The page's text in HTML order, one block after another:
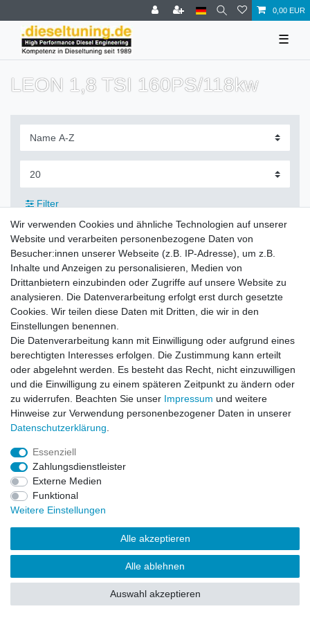
0,00 EUR
☰
LEON 1,8 TSI 160PS/118kw
Filter
Zahlung und Versand
Daten­schutz­erklärung
Barrierefreiheitserklärung Widerrufs­recht
Vertrag widerrufen
© Copyright 2026 | Alle Rechte vorbehalten.
Wir verwenden Cookies und ähnliche Technologien auf unserer
Website und verarbeiten personenbezogene Daten von
Besucher:innen unserer Webseite (z.B. IP-Adresse), um z.B.
Inhalte und Anzeigen zu personalisieren, Medien von
Drittanbietern einzubinden oder Zugriffe auf unsere Website zu
analysieren. Die Datenverarbeitung erfolgt erst durch gesetzte
Cookies. Wir teilen diese Daten mit Dritten, die wir in den
Einstellungen benennen.
Die Datenverarbeitung kann mit Einwilligung oder aufgrund eines
berechtigten Interesses erfolgen. Die Zustimmung kann erteilt
oder abgelehnt werden. Es besteht das Recht, nicht einzuwilligen
und die Einwilligung zu einem späteren Zeitpunkt zu ändern oder
zu widerrufen. Beachten Sie unser Impressum und weitere
Hinweise zur Verwendung personenbezogener Daten in unserer
Daten­schutz­erklärung
Essenziell
Zahlungsdienstleister
Externe Medien
Funktional
Weitere Einstellungen
Alle akzeptieren
Alle ablehnen
Auswahl akzeptieren